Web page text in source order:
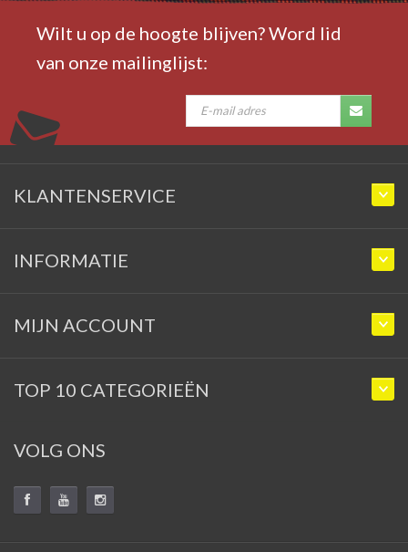
Wilt u op de hoogte blijven? Word lid
van onze mailinglijst:
KLANTENSERVICE
INFORMATIE
MIJN ACCOUNT
TOP 10 CATEGORIEËN
VOLG ONS